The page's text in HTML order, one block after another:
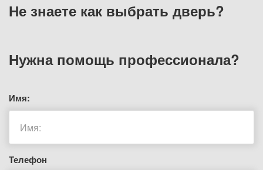
Не знаете как выбрать дверь?
Нужна помощь профессионала?
Имя:
Телефон